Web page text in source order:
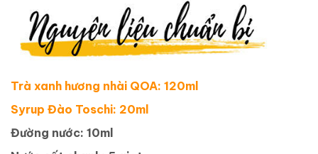
Trà xanh hương nhài QOA: 120ml
Syrup Đào Toschi: 20ml
Đường nước: 10ml